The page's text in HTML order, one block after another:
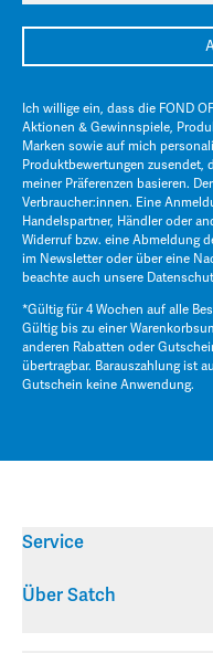
Ich willige ein, dass die FOND
Aktionen & Gewinnspiele,
Marken sowie auf mich
Produktbewertungen zusendet,
meiner Präferenzen basieren.
Verbraucher:innen. Eine
Handelspartner, Händler oder
Widerruf bzw. eine Abmeldung
im Newsletter oder über eine
beachte auch unsere
*Gültig für 4 Wochen auf alle
Gültig bis zu einer
anderen Rabatten oder
übertragbar. Barauszahlung ist
Gutschein keine Anwendung.
Service
Über Satch